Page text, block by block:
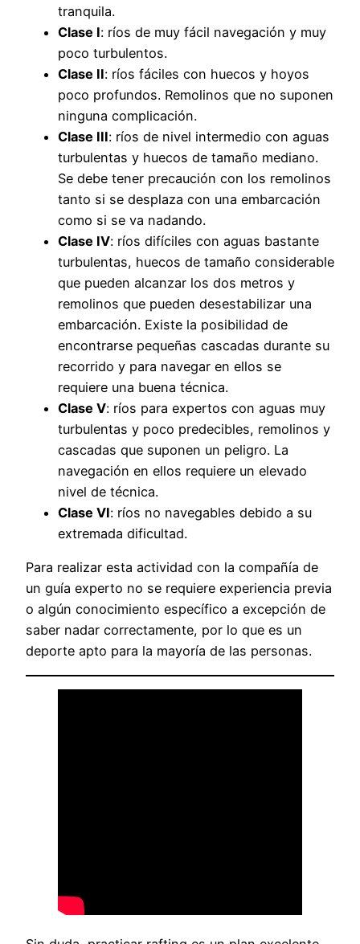
tranquila.
Clase I: ríos de muy fácil navegación y muy
poco turbulentos.
Clase II: ríos fáciles con huecos y hoyos
poco profundos. Remolinos que no suponen
ninguna complicación.
Clase III: ríos de nivel intermedio con aguas
turbulentas y huecos de tamaño mediano.
Se debe tener precaución con los remolinos
tanto si se desplaza con una embarcación
como si se va nadando.
Clase IV: ríos difíciles con aguas bastante
turbulentas, huecos de tamaño considerable
que pueden alcanzar los dos metros y
remolinos que pueden desestabilizar una
embarcación. Existe la posibilidad de
encontrarse pequeñas cascadas durante su
recorrido y para navegar en ellos se
requiere una buena técnica.
Clase V: ríos para expertos con aguas muy
turbulentas y poco predecibles, remolinos y
cascadas que suponen un peligro. La
navegación en ellos requiere un elevado
nivel de técnica.
Clase VI: ríos no navegables debido a su
extremada dificultad.
Para realizar esta actividad con la compañía de
un guía experto no se requiere experiencia previa
o algún conocimiento específico a excepción de
saber nadar correctamente, por lo que es un
deporte apto para la mayoría de las personas.